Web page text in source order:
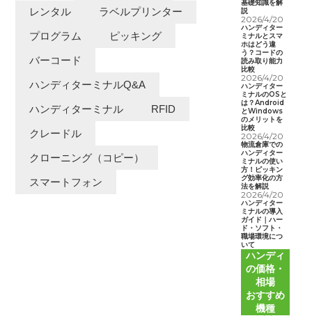
レンタル ラベルプリンター
プログラム ピッキング
バーコード
ハンディターミナルQ&A
ハンディターミナル RFID
クレードル
クローニング（コピー）
スマートフォン
基礎知識を解
説
2026/4/20
ハンディター
ミナルとスマ
ホはどう違
う？コードの
読み取り能力
比較
2026/4/20
ハンディター
ミナルのOSと
は？Android
とWindows
のメリットを
比較
2026/4/20
物流倉庫での
ハンディター
ミナルの使い
方！ピッキン
グ効率化の方
法を解説
2026/4/20
ハンディター
ミナルの導入
ガイド｜ハー
ド・ソフト・
職場環境につ
いて
ハンディ
の価格・
相場
おすすめ
機種